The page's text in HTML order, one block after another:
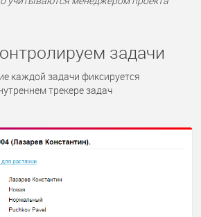
задачи
каждой задачи фиксируется
трекере задач